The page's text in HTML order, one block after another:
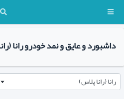
داشبورد و عایق و نمد خودرو رانا
رانا (رانا پلاس)